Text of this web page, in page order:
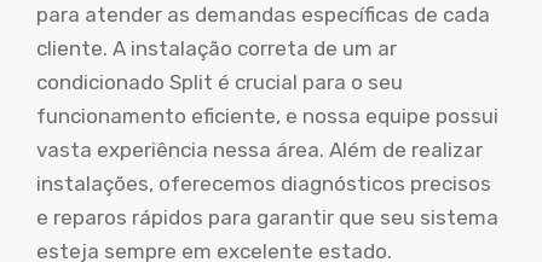
para atender as demandas específicas de cada
cliente. A instalação correta de um ar
condicionado Split é crucial para o seu
funcionamento eficiente, e nossa equipe possui
vasta experiência nessa área. Além de realizar
instalações, oferecemos diagnósticos precisos
e reparos rápidos para garantir que seu sistema
esteja sempre em excelente estado.